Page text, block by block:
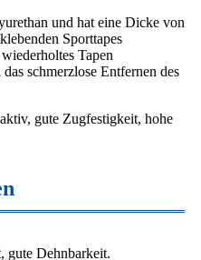
und hat eine Dicke von
Sporttapes
Tapen
schmerzlose Entfernen des
gute Zugfestigkeit, hohe
gute Dehnbarkeit.